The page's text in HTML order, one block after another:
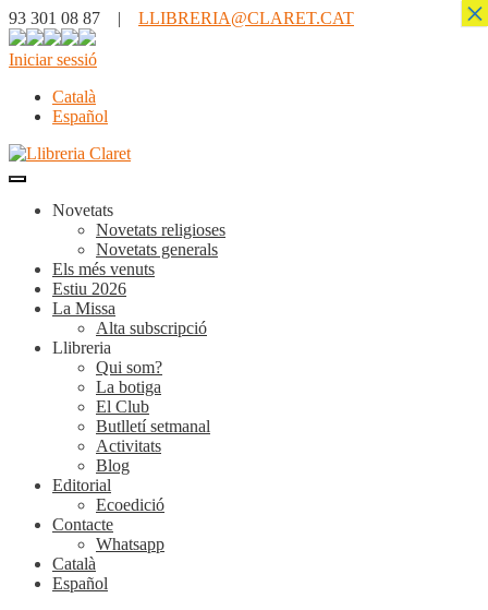
93 301 08 87 | LLIBRERIA@CLARET.CAT
Iniciar sessió
Català
Español
Novetats
Novetats religioses
Novetats generals
Els més venuts
Estiu 2026
La Missa
Alta subscripció
Llibreria
Qui som?
La botiga
El Club
Butlletí setmanal
Activitats
Blog
Editorial
Ecoedició
Contacte
Whatsapp
Català
Español
×